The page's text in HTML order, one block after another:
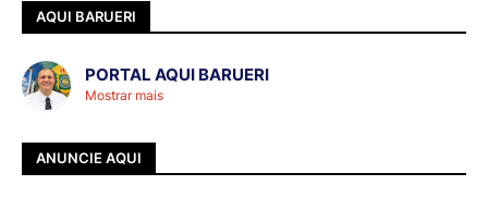
AQUI BARUERI
PORTAL AQUI BARUERI
Mostrar mais
ANUNCIE AQUI